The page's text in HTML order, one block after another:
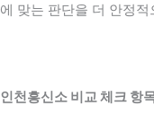
에 맞는 판단을 더 안정
인천흥신소 비교 체크